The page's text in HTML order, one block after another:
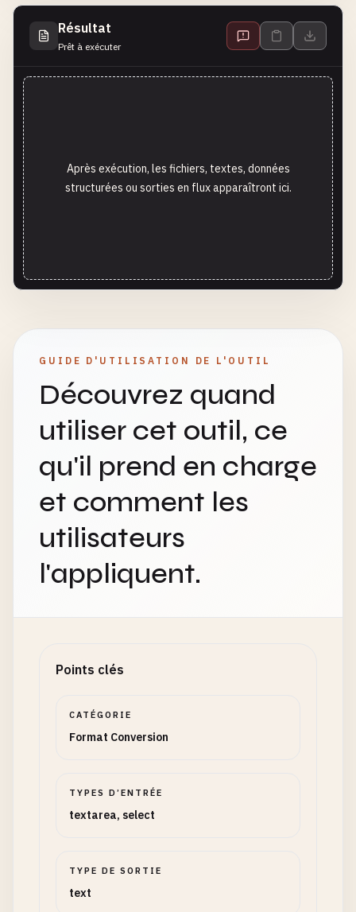
Résultat
Prêt à exécuter
Après exécution, les fichiers, textes, données
structurées ou sorties en flux apparaîtront ici.
GUIDE D'UTILISATION DE L'OUTIL
Découvrez quand
utiliser cet outil, ce
qu'il prend en charge
et comment les
utilisateurs
l'appliquent.
Points clés
CATÉGORIE
Format Conversion
TYPES D’ENTRÉE
textarea, select
TYPE DE SORTIE
text